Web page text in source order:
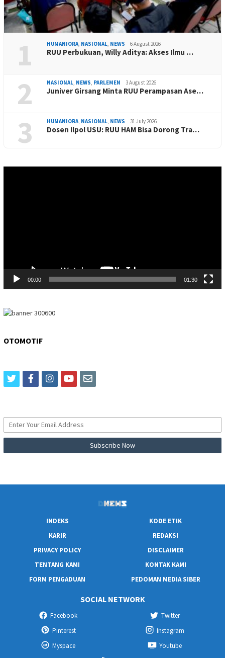
1 HUMANIORA, NASIONAL, NEWS 6 August 2026
RUU Perbukuan, Willy Aditya: Akses Ilmu …
2 NASIONAL, NEWS, PARLEMEN 3 August 2026
Juniver Girsang Minta RUU Perampasan Ase…
3 HUMANIORA, NASIONAL, NEWS 31 July 2026
Dosen Ilpol USU: RUU HAM Bisa Dorong Tra…
00:00 01:30
OTOMOTIF
twitterfacebookinstagram
youtubeemail
INDEKS
KODE ETIK
KARIR
REDAKSI
PRIVACY POLICY
DISCLAIMER
TENTANG KAMI
KONTAK KAMI
FORM PENGADUAN
PEDOMAN MEDIA SIBER
SOCIAL NETWORK
Facebook
Twitter
Pinterest
Instagram
Myspace
Youtube